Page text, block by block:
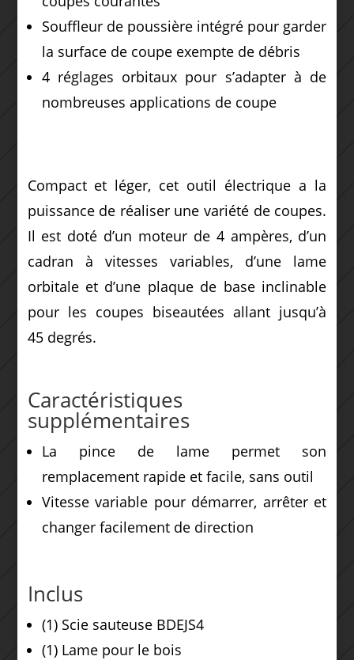
Souffleur de poussière intégré pour garder
la surface de coupe exempte de débris
4 réglages orbitaux pour s’adapter à de
nombreuses applications de coupe
Compact et léger, cet outil électrique a la
puissance de réaliser une variété de coupes.
Il est doté d’un moteur de 4 ampères, d’un
cadran à vitesses variables, d’une lame
orbitale et d’une plaque de base inclinable
pour les coupes biseautées allant jusqu’à
45 degrés.
Caractéristiques
supplémentaires
La pince de lame permet son
remplacement rapide et facile, sans outil
Vitesse variable pour démarrer, arrêter et
changer facilement de direction
Inclus
(1) Scie sauteuse BDEJS4
(1) Lame pour le bois